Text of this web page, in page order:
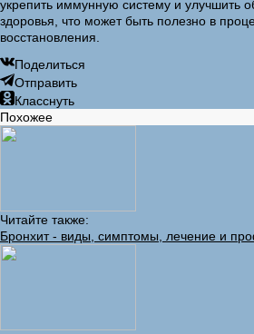
укрепить иммунную систему и улучшить
здоровья, что может быть полезно в
восстановления.
Поделиться
Отправить
Класснуть
Похожее
Читайте также:
Бронхит - виды, симптомы, лечение и